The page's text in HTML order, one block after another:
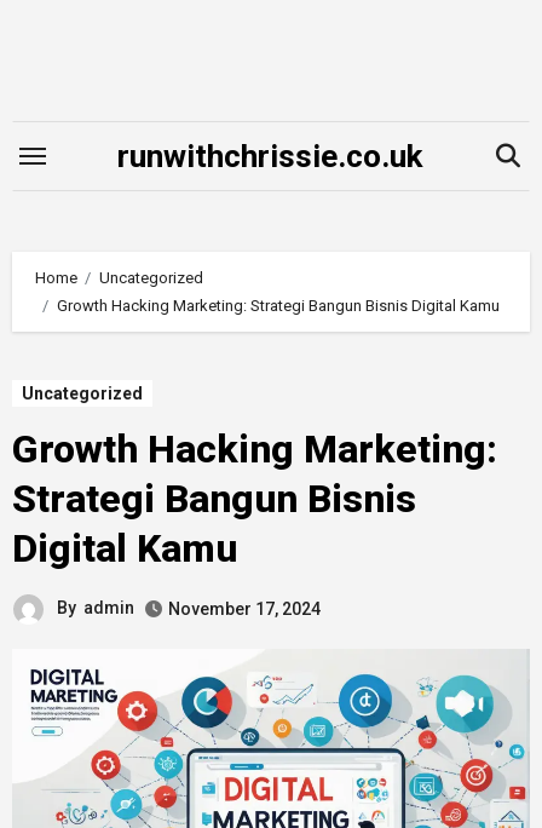
runwithchrissie.co.uk
Home
Uncategorized
Growth Hacking Marketing: Strategi Bangun Bisnis Digital Kamu
Uncategorized
Growth Hacking Marketing:
Strategi Bangun Bisnis
Digital Kamu
By admin November 17, 2024